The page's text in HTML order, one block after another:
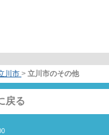
川市 > 立川市のその他
戻る